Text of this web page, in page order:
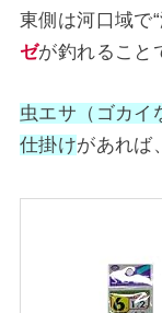
東側は河口域で
ゼが釣れること
虫エサ（ゴカイ
仕掛けがあれば